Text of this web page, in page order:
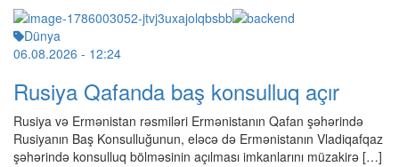
Dünya
06.08.2026 - 12:24
Rusiya Qafanda baş konsulluq açır
Rusiya və Ermənistan rəsmiləri Ermənistanın Qafan şəhərində
Rusiyanın Baş Konsulluğunun, eləcə də Ermənistanın Vladiqafqaz
şəhərində konsulluq bölməsinin açılması imkanlarını müzakirə […]